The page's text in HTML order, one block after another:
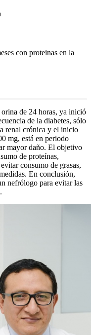
con proteinas en la
de 24 horas, ya inició
de la diabetes, sólo
renal crónica y el inicio
mg, está en periodo
mayor daño. El objetivo
de proteínas,
consumo de grasas,
En conclusión,
nefrólogo para evitar las